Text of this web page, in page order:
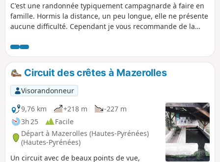
C'est une randonnée typiquement campagnarde à faire en
famille. Hormis la distance, un peu longue, elle ne présente
aucune difficulté. Cependant je vous recommande de la
sur la chaine des Pyrénées.
Circuit des crêtes à Mazerolles
Visorandonneur
9,76 km
+218 m
-227 m
3h 25
Facile
Départ à Mazerolles (Hautes-Pyrénées)
(Hautes-Pyrénées)
Un circuit avec de beaux points de vue,